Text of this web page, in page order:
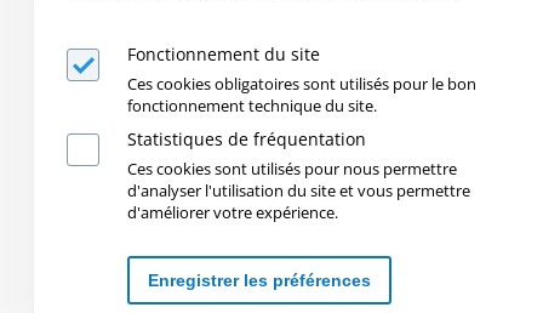
Fonctionnement du site
Ces cookies obligatoires sont utilisés pour le bon
fonctionnement technique du site.
Statistiques de fréquentation
Ces cookies sont utilisés pour nous permettre
d'analyser l'utilisation du site et vous permettre
d'améliorer votre expérience.
Enregistrer les préférences